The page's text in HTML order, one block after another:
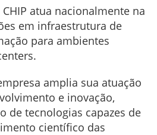
atua nacionalmente na
em infraestrutura de
para ambientes
amplia sua atuação
e inovação,
de tecnologias capazes de
científico das